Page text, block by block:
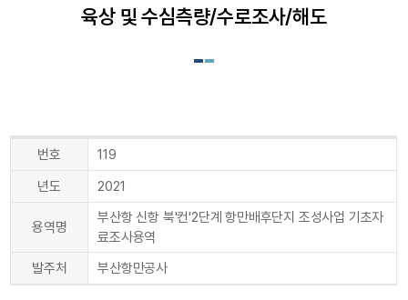
육상 및 수심측량/수로조사/해도
번호
119
년도
2021
용역명
부산항 신항 북'컨'2단계 항만배후단지 조성사업 기초자
료조사용역
발주처
부산항만공사